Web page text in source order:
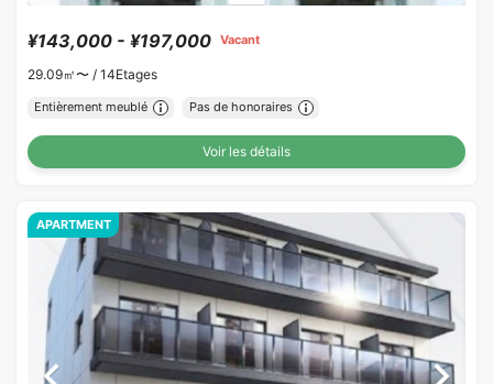
¥143,000 - ¥197,000 Vacant
29.09㎡〜 / 14Etages
Entièrement meublé Pas de honoraires
Voir les détails
APARTMENT